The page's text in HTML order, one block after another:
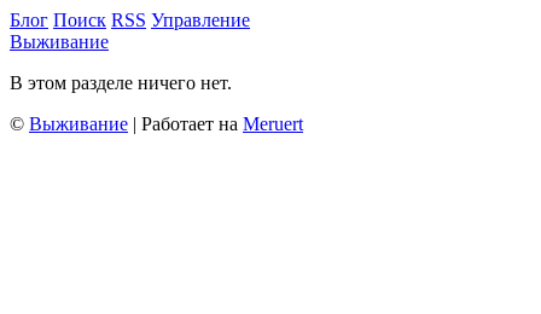
Блог Поиск RSS Управление
Выживание
В этом разделе ничего нет.
© Выживание | Работает на Meruert